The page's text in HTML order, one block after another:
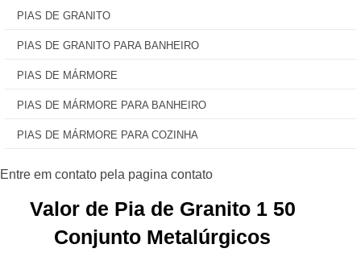
PIAS DE GRANITO
PIAS DE GRANITO PARA BANHEIRO
PIAS DE MÁRMORE
PIAS DE MÁRMORE PARA BANHEIRO
PIAS DE MÁRMORE PARA COZINHA
Valor de Pia de Granito 1 50
Conjunto Metalúrgicos